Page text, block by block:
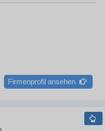
Firmenprofil ansehen